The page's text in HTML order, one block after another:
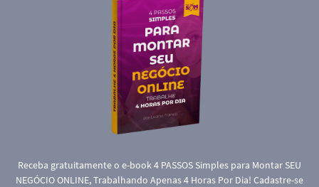
Receba gratuitamente o e-book 4 PASSOS Simples para Montar SEU
NEGÓCIO ONLINE, Trabalhando Apenas 4 Horas Por Dia! Cadastre-se